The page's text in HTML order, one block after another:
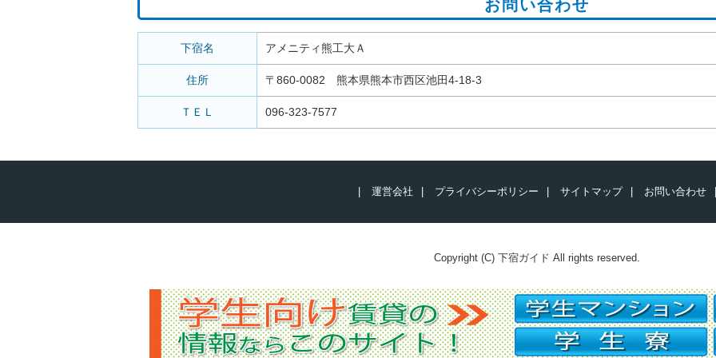
お問い合わせ
下宿名 アメニティ熊工大Ａ
住所 〒860-0082 熊本県熊本市西区池田4-18-3
ＴＥＬ 096-323-7577
運営会社 プライバシーポリシー サイトマップ お問い合わせ
Copyright (C) 下宿ガイド All rights reserved.